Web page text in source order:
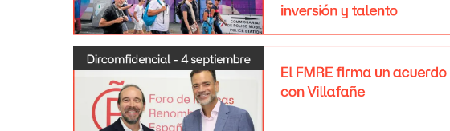
inversión y talento
El FMREfirma unacuerdo
conVillafañe
Dircomfidencial - 4 septiembre